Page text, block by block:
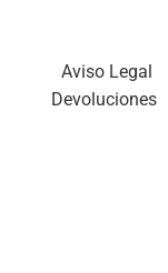
Aviso Legal
Devoluciones